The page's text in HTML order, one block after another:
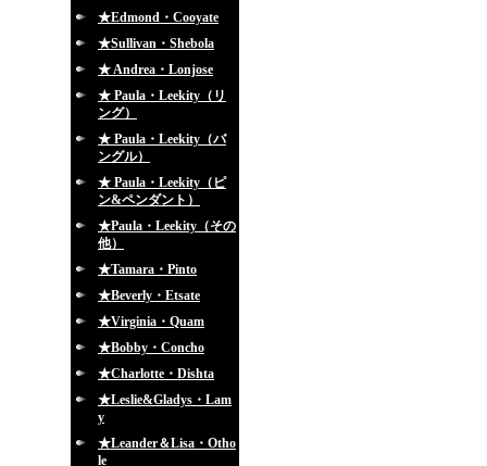
★Edmond・Cooyate
★Sullivan・Shebola
★ Andrea・Lonjose
★ Paula・Leekity（リ
ング）
★ Paula・Leekity（バ
ングル）
★ Paula・Leekity（ピ
ン&ペンダント）
★Paula・Leekity（その
他）
★Tamara・Pinto
★Beverly・Etsate
★Virginia・Quam
★Bobby・Concho
★Charlotte・Dishta
★Leslie&Gladys・Lam
y
★Leander＆Lisa・Otho
le